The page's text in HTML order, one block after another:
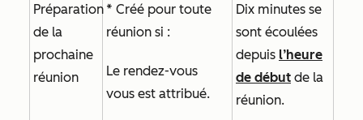
Préparation
de la
prochaine
réunion
* Créé pour toute
réunion si :
Le rendez-vous
vous est attribué.
Dix minutes se
sont écoulées
depuis l’heure
de début de la
réunion.